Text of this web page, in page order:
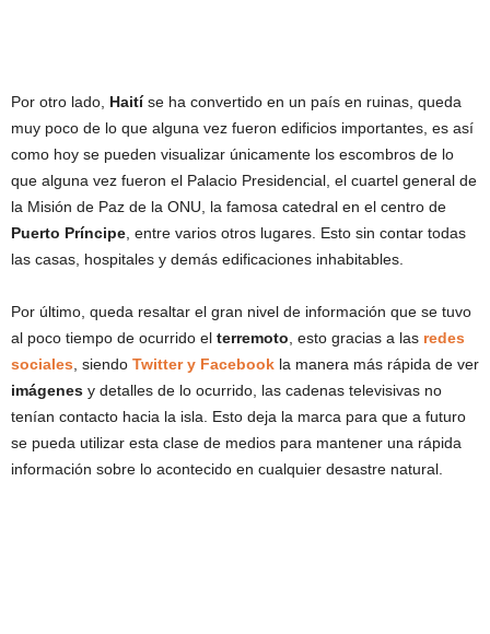
Por otro lado, Haitíse ha convertido en un país en ruinas, queda
muy poco de lo que alguna vez fueron edificios importantes, es así
como hoy se pueden visualizar únicamente los escombros de lo
que alguna vez fueron el Palacio Presidencial, el cuartel general de
la Misión de Paz de la ONU, la famosa catedral en el centro de
Puerto Príncipe , entre varios otros lugares. Esto sin contar todas
las casas, hospitales y demás edificaciones inhabitables.
Por último, queda resaltar el gran nivel de información que se tuvo
al poco tiempo de ocurrido el terremoto , esto gracias a las redes
sociales , siendo Twitter y Facebook la manera más rápida de ver
imágenes y detalles de lo ocurrido, las cadenas televisivas no
tenían contacto hacia la isla. Esto deja la marca para que a futuro
se pueda utilizar esta clase de medios para mantener una rápida
información sobre lo acontecido en cualquier desastre natural.